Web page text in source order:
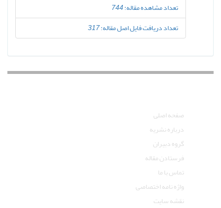
تعداد مشاهده مقاله:744
تعداد دریافت فایل اصل مقاله:317
صفحه اصلی
درباره نشریه
گروه دبیران
فرستادن مقاله
تماس با ما
واژه نامه اختصاصی
نقشه سایت